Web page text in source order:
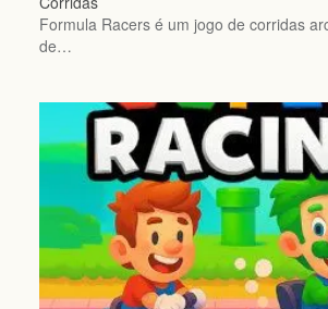
Formula Racers é um jogo de corridas
de…